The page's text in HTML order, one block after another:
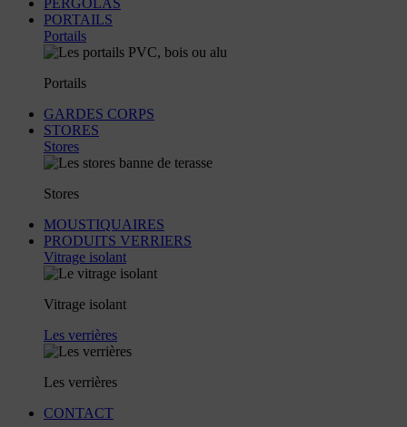
PERGOLAS
PORTAILS
Portails
Portails
GARDES CORPS
STORES
Stores
Stores
MOUSTIQUAIRES
PRODUITS VERRIERS
Vitrage isolant
Vitrage isolant
Les verrières
Les verrières
CONTACT